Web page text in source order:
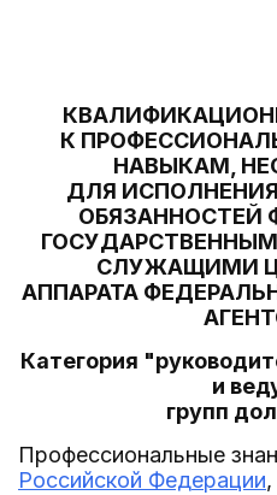
К
НАВЫКАМ,
ДЛЯ
ОБЯЗАННОСТЕЙ
СЛУЖАЩИМИ
АППАРАТА
Категория
и
групп
Профессиональные
Российской Федерации